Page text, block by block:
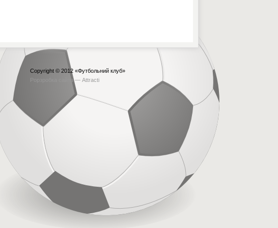
Copyright © 2012 «Футбольний клуб»
Рорзробка сайта — Attracti